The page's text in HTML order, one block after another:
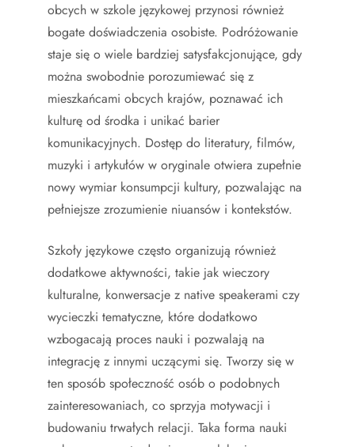
obcych w szkole językowej przynosi również
bogate doświadczenia osobiste. Podróżowanie
staje się o wiele bardziej satysfakcjonujące, gdy
można swobodnie porozumiewać się z
mieszkańcami obcych krajów, poznawać ich
kulturę od środka i unikać barier
komunikacyjnych. Dostęp do literatury, filmów,
muzyki i artykułów w oryginale otwiera zupełnie
nowy wymiar konsumpcji kultury, pozwalając na
pełniejsze zrozumienie niuansów i kontekstów.
Szkoły językowe często organizują również
dodatkowe aktywności, takie jak wieczory
kulturalne, konwersacje z native speakerami czy
wycieczki tematyczne, które dodatkowo
wzbogacają proces nauki i pozwalają na
integrację z innymi uczącymi się. Tworzy się w
ten sposób społeczność osób o podobnych
zainteresowaniach, co sprzyja motywacji i
budowaniu trwałych relacji. Taka forma nauki